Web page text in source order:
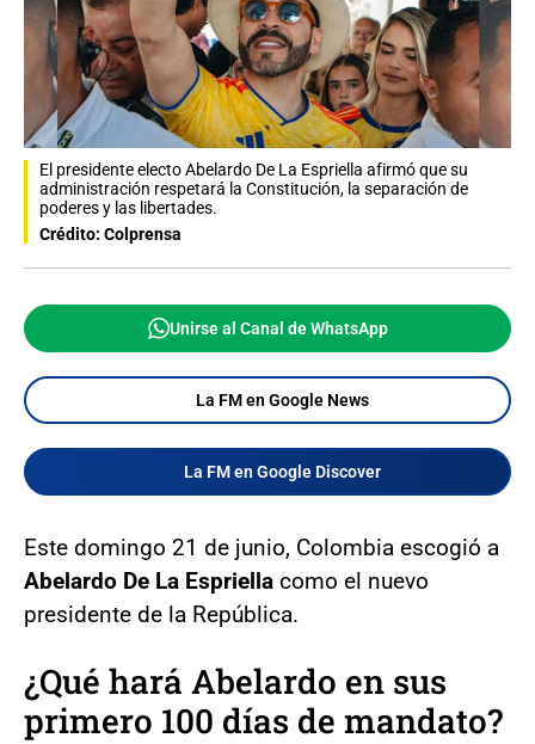
El presidente electo Abelardo De La Espriella afirmó que su
administración respetará la Constitución, la separación de
poderes y las libertades.
Crédito: Colprensa
Unirse al Canal de WhatsApp
La FM en Google News
La FM en Google Discover
Este domingo 21 de junio, Colombia escogió a
Abelardo De La Espriella como el nuevo
presidente de la República.
¿Qué hará Abelardo en sus
primero 100 días de mandato?